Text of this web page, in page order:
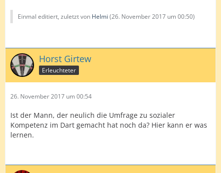
Einmal editiert, zuletzt von Helmi (26. November 2017 um 00:50)
Horst Girtew
Erleuchteter
26. November 2017 um 00:54
Ist der Mann, der neulich die Umfrage zu sozialer
Kompetenz im Dart gemacht hat noch da? Hier kann er was
lernen.